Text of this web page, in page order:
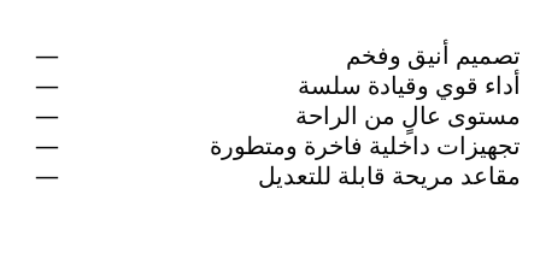
تصميم أنيق وفخم
أداء قوي وقيادة سلسة
مستوى عالٍ من الراحة
تجهيزات داخلية فاخرة ومتطورة
مقاعد مريحة قابلة للتعديل